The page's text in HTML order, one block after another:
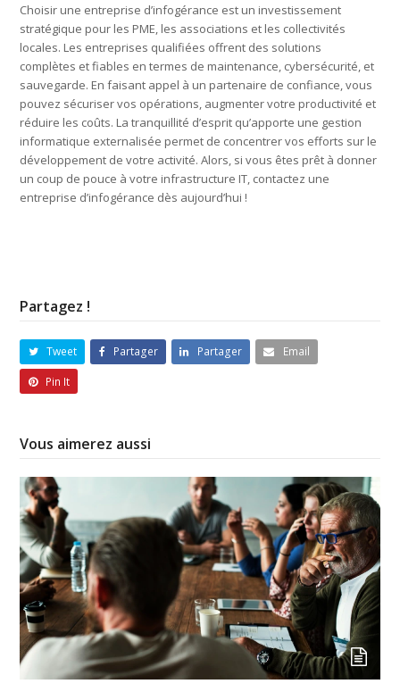
Choisir une entreprise d’infogérance est un investissement
stratégique pour les PME, les associations et les collectivités
locales. Les entreprises qualifiées offrent des solutions
complètes et fiables en termes de maintenance, cybersécurité, et
sauvegarde. En faisant appel à un partenaire de confiance, vous
pouvez sécuriser vos opérations, augmenter votre productivité et
réduire les coûts. La tranquillité d’esprit qu’apporte une gestion
informatique externalisée permet de concentrer vos efforts sur le
développement de votre activité. Alors, si vous êtes prêt à donner
un coup de pouce à votre infrastructure IT, contactez une
entreprise d’infogérance dès aujourd’hui !
Partagez !
Tweet Partager Partager
Email
Pin It
Vous aimerez aussi